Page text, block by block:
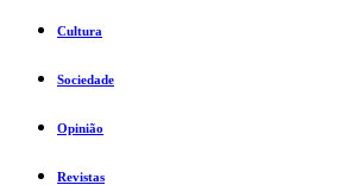
Cultura
Sociedade
Opinião
Revistas